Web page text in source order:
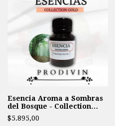
Esencia Aroma a Sombras
del Bosque - Collection
Gold
$5.895,00